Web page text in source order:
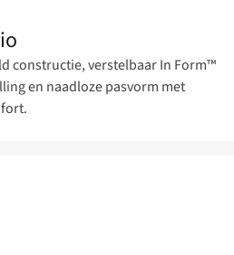
constructie, verstelbaar In Form™
en naadloze pasvorm met